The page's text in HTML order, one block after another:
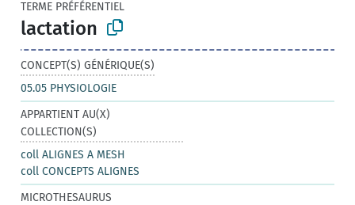
TERME PRÉFÉRENTIEL
lactation
CONCEPT(S) GÉNÉRIQUE(S)
05.05 PHYSIOLOGIE
APPARTIENT AU(X)
COLLECTION(S)
coll ALIGNES A MESH
coll CONCEPTS ALIGNES
MICROTHESAURUS